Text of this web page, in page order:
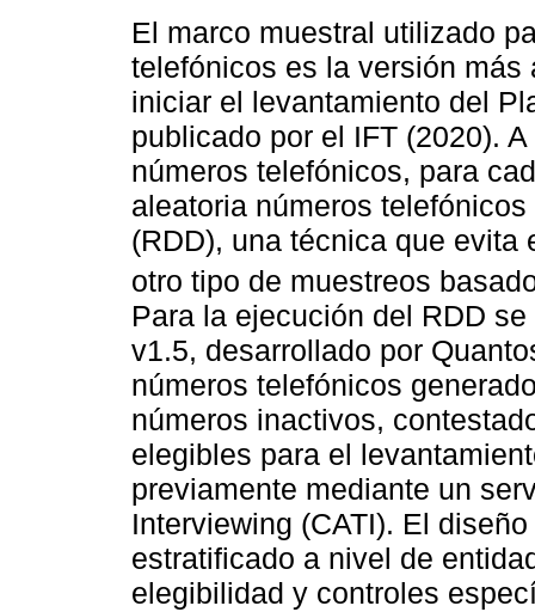
El marco muestral utilizado
telefónicos es la versión
iniciar el levantamiento del
publicado por el IFT (2020).
números telefónicos, para
aleatoria números
(RDD), una técnica que evita
otro tipo de muestreos
Para la ejecución del RDD
v1.5, desarrollado por
números telefónicos
números inactivos,
elegibles para el
previamente mediante un
Interviewing (CATI). El
estratificado a nivel de
elegibilidad y controles